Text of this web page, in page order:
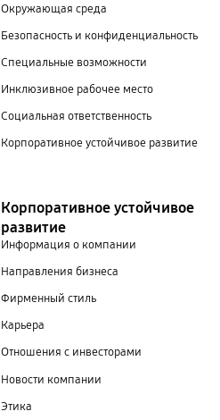
Окружающая среда
Безопасность и конфиденциальность
Специальные возможности
Инклюзивное рабочее место
Социальная ответственность
Корпоративное устойчивое развитие
Корпоративное устойчивое
развитие
Информация о компании
Направления бизнеса
Фирменный стиль
Карьера
Отношения с инвесторами
Новости компании
Этика